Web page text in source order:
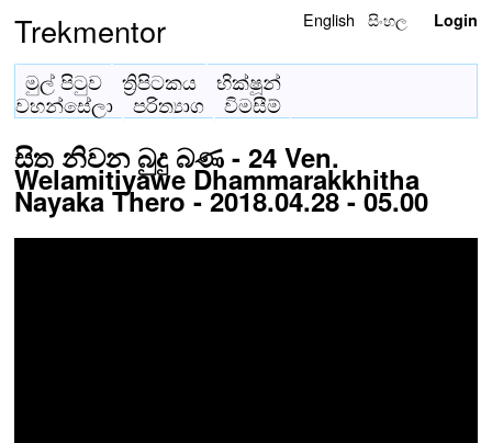
Trekmentor English සිංහල Login
මුල් පිටුව ත්‍රිපිටකය
භික්ෂූන්
වහන්සේලා
පරිත්‍යාග විමසීම්
සිත නිවන බුදු බණ - 24 Ven.
Welamitiyawe Dhammarakkhitha
Nayaka Thero - 2018.04.28 - 05.00